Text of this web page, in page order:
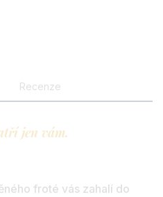
Recenze
jen vám.
froté vás zahalí do